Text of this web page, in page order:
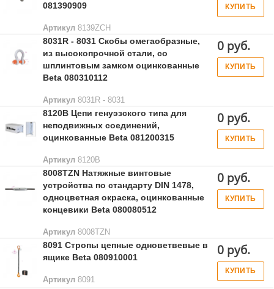
081390909
Артикул 8139ZCH
КУПИТЬ
8031R - 8031 Скобы омегаобразные,
из высокопрочной стали, со
шплинтовым замком оцинкованные
Beta 080310112
Артикул 8031R - 8031
0 руб.
КУПИТЬ
8120B Цепи генуэзского типа для
неподвижных соединений,
оцинкованные Beta 081200315
Артикул 8120B
0 руб.
КУПИТЬ
8008TZN Натяжные винтовые
устройства по стандарту DIN 1478,
одноцветная окраска, оцинкованные
концевики Beta 080080512
Артикул 8008TZN
0 руб.
КУПИТЬ
8091 Стропы цепные одноветвевые в
ящике Beta 080910001
Артикул 8091
0 руб.
КУПИТЬ